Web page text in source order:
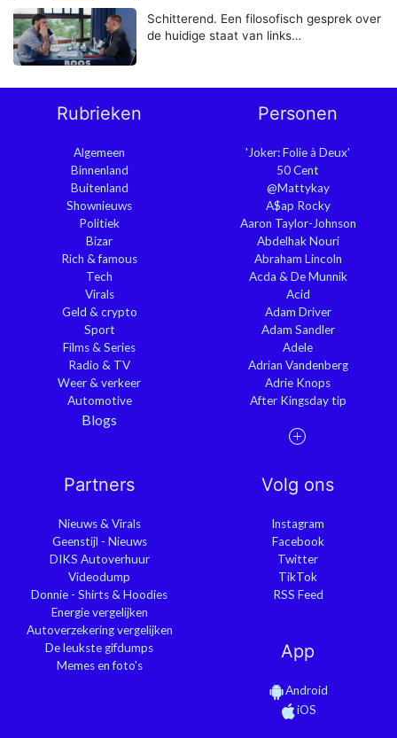
Schitterend. Een filosofisch gesprek over
de huidige staat van links…
Rubrieken
Algemeen
Binnenland
Buitenland
Shownieuws
Politiek
Bizar
Rich & famous
Tech
Virals
Geld & crypto
Sport
Films & Series
Radio & TV
Weer & verkeer
Automotive
Blogs
Personen
'Joker: Folie à Deux'
50 Cent
@Mattykay
A$ap Rocky
Aaron Taylor-Johnson
Abdelhak Nouri
Abraham Lincoln
Acda & De Munnik
Acid
Adam Driver
Adam Sandler
Adele
Adrian Vandenberg
Adrie Knops
After Kingsday tip
Partners
Nieuws & Virals
Geenstijl - Nieuws
DIKS Autoverhuur
Videodump
Donnie - Shirts & Hoodies
Energie vergelijken
Autoverzekering vergelijken
De leukste gifdumps
Memes en foto's
Volg ons
Instagram
Facebook
Twitter
TikTok
RSS Feed
App
Android
iOS